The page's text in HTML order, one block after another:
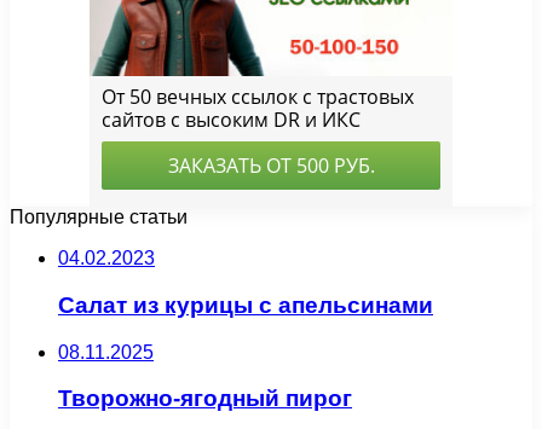
Популярные статьи
04.02.2023
Салат из курицы с апельсинами
08.11.2025
Творожно-ягодный пирог